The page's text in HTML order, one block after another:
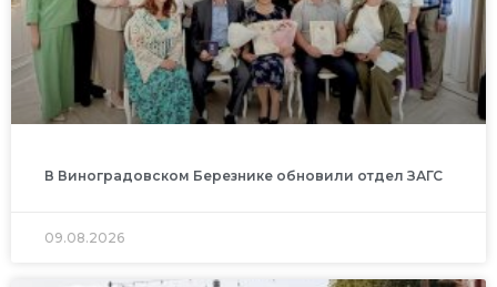
В Виноградовском Березнике обновили отдел ЗАГС
09.08.2026